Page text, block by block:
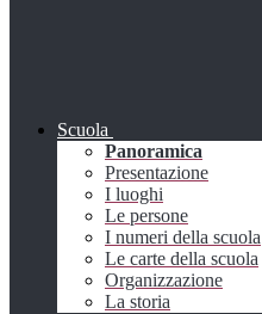
Scuola
Panoramica
Presentazione
I luoghi
Le persone
I numeri della scuola
Le carte della scuola
Organizzazione
La storia